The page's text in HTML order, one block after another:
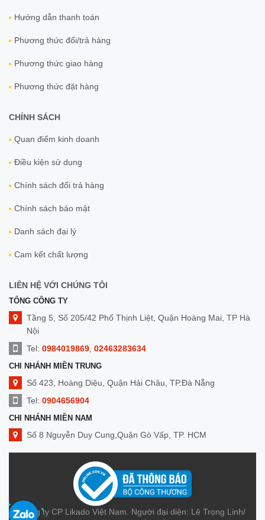
Hướng dẫn thanh toán
Phương thức đổi/trả hàng
Phương thức giao hàng
Phương thức đặt hàng
CHÍNH SÁCH
Quan điểm kinh doanh
Điều kiện sử dụng
Chính sách đổi trả hàng
Chính sách bảo mật
Danh sách đại lý
Cam kết chất lượng
LIÊN HỆ VỚI CHÚNG TÔI
TỔNG CÔNG TY
Tầng 5, Số 205/42 Phố Thịnh Liệt, Quận Hoàng Mai, TP Hà
Nội
Tel: 0984019869 02463283634
CHI NHÁNH MIỀN TRUNG
Số 423, Hoàng Diệu, Quận Hải Châu, TP.Đà Nẵng
Tel: 0904656904
CHI NHÁNH MIỀN NAM
Số 8 Nguyễn Duy Cung,Quận Gò Vấp, TP. HCM
Tel:0909014299
Công ty CP Likado Việt Nam. Người đại diện: Lê Trọng Linh/